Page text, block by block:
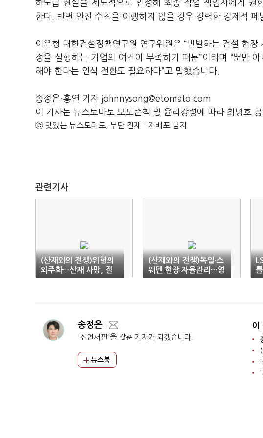
하도급 현실을 제도적으로 인정해 최종 작업 책임자에게 권
한다. 반면 안전 수칙을 이행하지 않을 경우 강력한 경제적
이은형 대한건설정책연구원 연구위원은 “빈발하는 건설 현
정을 실행하는 기업의 여건이 부족하기 때문”이라며 “뿐만
해야 한다는 인식 전환도 필요하다”고 말했습니다.
송정은·홍연 기자 johnnysong@etomato.com
이 기사는 뉴스토마토 보도준칙 및 윤리강령에 따라 최병호
ⓒ 맛있는 뉴스토마토, 무단 전재 - 재배포 금지
관련기사
(산재와의 전쟁)위험의
외주화…산재 사망, 절
반 이상 하청업체서 발
(산재와의 전쟁)독일·스
웨덴 현장 자율관리…영
국은 처벌 위주
송정은
'신언서판'을 갖춘 기자가 되겠습니다.
뉴스북
이
'